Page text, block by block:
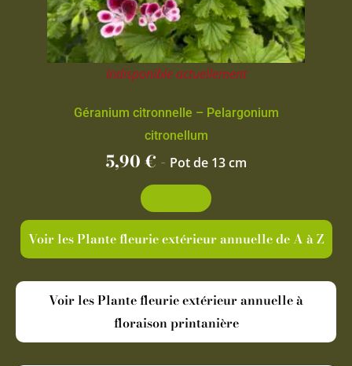
Indisponible actuellement
Géranium citronnelle – Pelargonium
citronellum
5,90€ - Pot de 13 cm
Voir les Plante fleurie extérieur annuelle de A à Z
Voir les Plante fleurie extérieur annuelle à
floraison printanière